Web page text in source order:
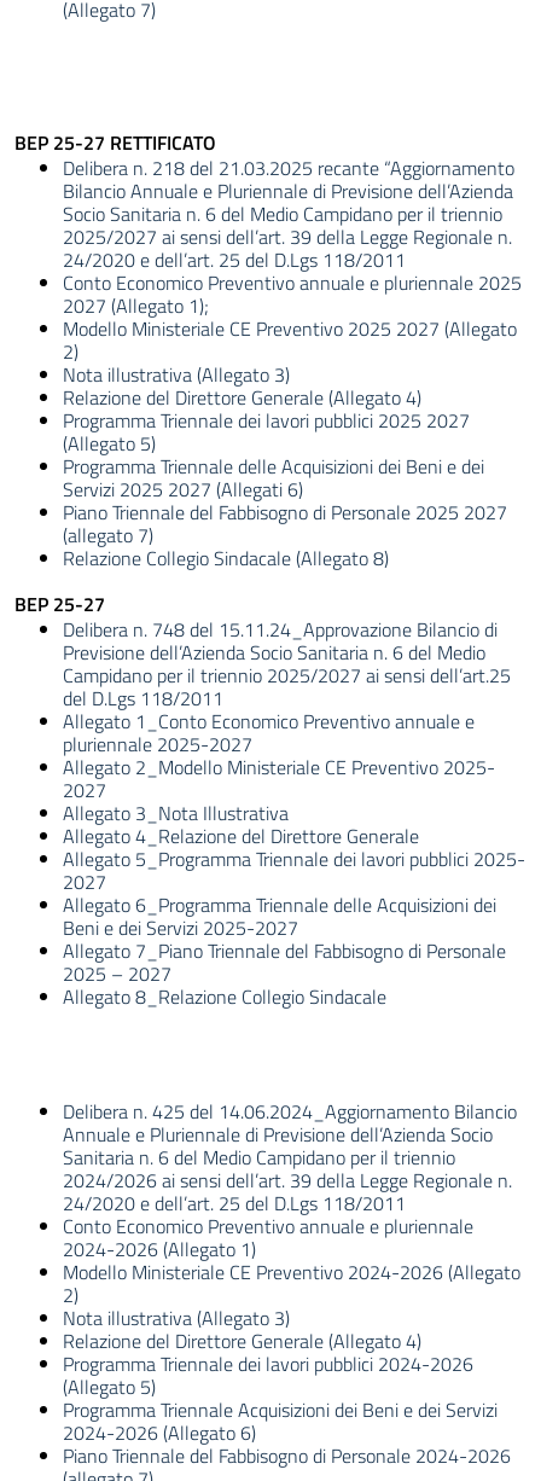
(Allegato 7)
BEP 25-27 RETTIFICATO
Delibera n. 218 del 21.03.2025 recante “Aggiornamento
Bilancio Annuale e Pluriennale di Previsione dell’Azienda
Socio Sanitaria n. 6 del Medio Campidano per il triennio
2025/2027 ai sensi dell’art. 39 della Legge Regionale n.
24/2020 e dell’art. 25 del D.Lgs 118/2011
Conto Economico Preventivo annuale e pluriennale 2025
2027 (Allegato 1);
Modello Ministeriale CE Preventivo 2025 2027 (Allegato
2)
Nota illustrativa (Allegato 3)
Relazione del Direttore Generale (Allegato 4)
Programma Triennale dei lavori pubblici 2025 2027
(Allegato 5)
Programma Triennale delle Acquisizioni dei Beni e dei
Servizi 2025 2027 (Allegati 6)
Piano Triennale del Fabbisogno di Personale 2025 2027
(allegato 7)
Relazione Collegio Sindacale (Allegato 8)
BEP 25-27
Delibera n. 748 del 15.11.24_Approvazione Bilancio di
Previsione dell’Azienda Socio Sanitaria n. 6 del Medio
Campidano per il triennio 2025/2027 ai sensi dell’art.25
del D.Lgs 118/2011
Allegato 1_Conto Economico Preventivo annuale e
pluriennale 2025-2027
Allegato 2_Modello Ministeriale CE Preventivo 2025-
2027
Allegato 3_Nota Illustrativa
Allegato 4_Relazione del Direttore Generale
Allegato 5_Programma Triennale dei lavori pubblici 2025-
2027
Allegato 6_Programma Triennale delle Acquisizioni dei
Beni e dei Servizi 2025-2027
Allegato 7_Piano Triennale del Fabbisogno di Personale
2025 – 2027
Allegato 8_Relazione Collegio Sindacale
Delibera n. 425 del 14.06.2024_Aggiornamento Bilancio
Annuale e Pluriennale di Previsione dell’Azienda Socio
Sanitaria n. 6 del Medio Campidano per il triennio
2024/2026 ai sensi dell’art. 39 della Legge Regionale n.
24/2020 e dell’art. 25 del D.Lgs 118/2011
Conto Economico Preventivo annuale e pluriennale
2024-2026 (Allegato 1)
Modello Ministeriale CE Preventivo 2024-2026 (Allegato
2)
Nota illustrativa (Allegato 3)
Relazione del Direttore Generale (Allegato 4)
Programma Triennale dei lavori pubblici 2024-2026
(Allegato 5)
Programma Triennale Acquisizioni dei Beni e dei Servizi
2024-2026 (Allegato 6)
Piano Triennale del Fabbisogno di Personale 2024-2026